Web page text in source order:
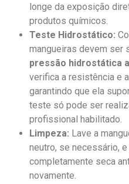
longe da exposição
produtos químicos.
Teste Hidrostático:
mangueiras devem ser
pressão hidrostática
verifica a resistência e
garantindo que ela
teste só pode ser
profissional habilitado.
Limpeza: Lave a
neutro, se necessário,
completamente seca
novamente.